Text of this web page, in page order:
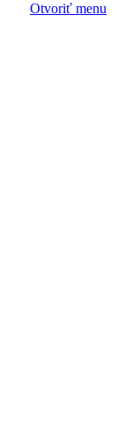
Otvoriť menu